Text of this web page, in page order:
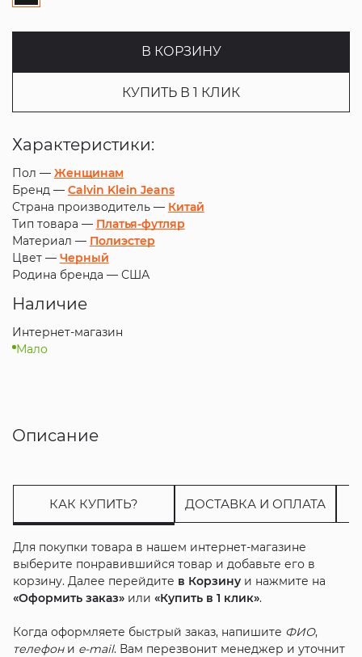
В КОРЗИНУ
КУПИТЬ В 1 КЛИК
Характеристики:
Пол — Женщинам
Бренд — Calvin Klein Jeans
Страна производитель — Китай
Тип товара — Платья-футляр
Материал — Полиэстер
Цвет — Черный
Родина бренда — США
Наличие
Интернет-магазин
Мало
Описание
КАК КУПИТЬ? ДОСТАВКА И ОПЛАТА
Для покупки товара в нашем интернет-магазине
выберите понравившийся товар и добавьте его в
корзину. Далее перейдите в Корзинуи нажмите на
«Оформить заказ»или «Купить в 1 клик».
Когда оформляете быстрый заказ, напишите ФИО,
телефони e-mail. Вам перезвонит менеджер и уточнит